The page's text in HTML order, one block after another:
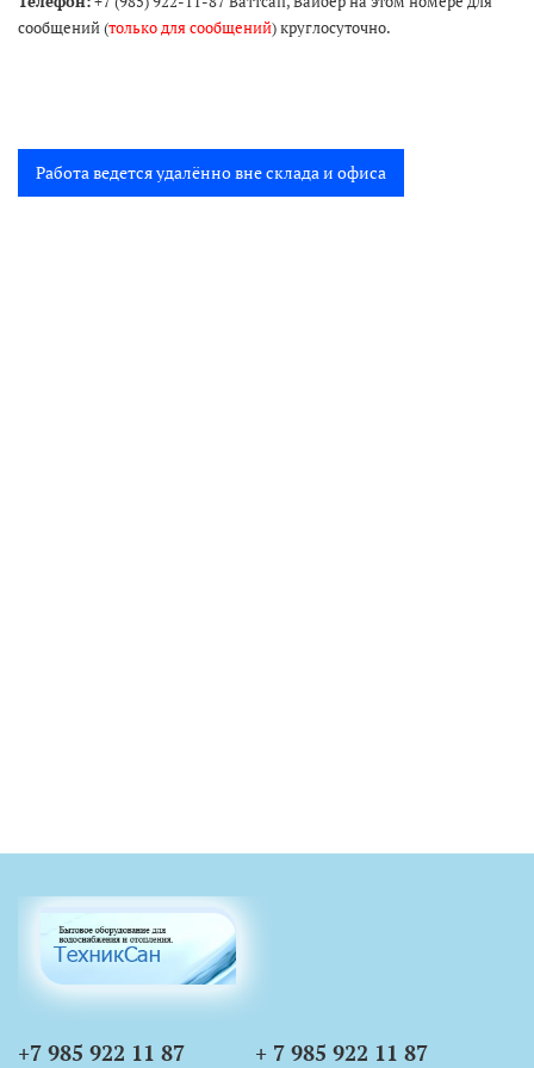
сообщений (только для сообщений) круглосуточно.
Работа ведется удалённо вне склада и офиса
+7 985 922 11 87 + 7 985 922 11 87